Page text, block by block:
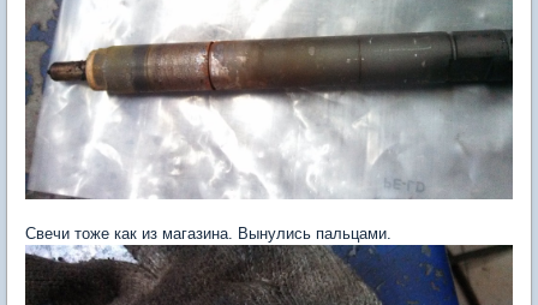
Свечи тоже как из магазина. Вынулись пальцами.